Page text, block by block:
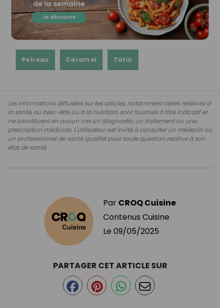
Poireau Caramel Tatin
Les informations diffusées sur les articles, notamment celles relatives à
la santé, au bien-être ou à la nutrition, sont fournies à titre indicatif et
ne constituent en aucun cas un diagnostic, un traitement ou une
prescription médicale. L'utilisateur est invité à consulter un médecin ou
un professionnel de santé qualifié pour toute question relative à son
état de santé.
Par CROQ Cuisine
Contenus Cuisine
Le 09/05/2025
PARTAGER CET ARTICLE SUR